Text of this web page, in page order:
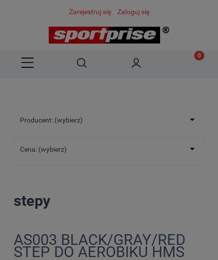
Zarejestruj się Zaloguj się
Producent: (wybierz)
Cena: (wybierz)
stepy
AS003 BLACK/GRAY/RED
STEP DO AEROBIKU HMS